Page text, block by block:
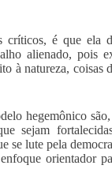
críticos, é que ela
alienado, pois
à natureza, coisas
hegemônico
sejam
se lute pela
orientador